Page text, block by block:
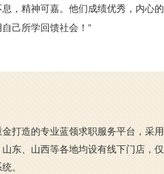
，精神可嘉。他们成绩优秀，内心
己所学回馈社会！”
打造的专业蓝领求职服务平台，采
东、山西等各地均设有线下门店，
。